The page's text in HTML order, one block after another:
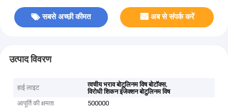
सबसे अच्छी कीमत अब से संपर्क करें
उत्पाद विवरण
हाई लाइट त्वचीय भराव बोटुलिनम विष बोटॉक्स,
विरोधी शिकन इंजेक्शन बोटुलिनम विष
आपूर्ति की क्षमता
500000